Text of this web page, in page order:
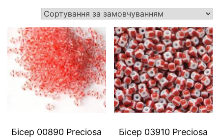
Бісер 00890 Preciosa
Бісер 03910 Preсiosa